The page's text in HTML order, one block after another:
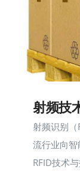
射频技
射频识别
流行业向智
RFID技术